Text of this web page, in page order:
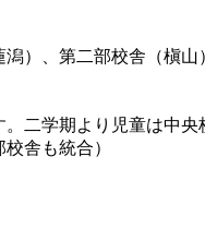
）、第二部校舎（槇山
二学期より児童は中央
舎も統合）